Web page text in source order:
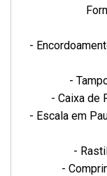
-
-
- Caixa de
- Escala em
-
-